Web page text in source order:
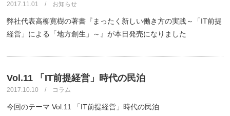
2017.11.01 / お知らせ
弊社代表高柳寛樹の著書『まったく新しい働き方の実践～「IT前提
経営」による「地方創生」～』が本日発売になりました
Vol.11 「IT前提経営」時代の民泊
2017.10.10 / コラム
今回のテーマ Vol.11 「IT前提経営」時代の民泊